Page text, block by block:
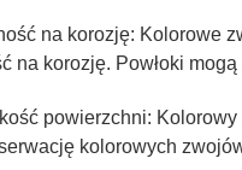
na korozję: Kolorowe
na korozję. Powłoki
powierzchni:
kolorowych